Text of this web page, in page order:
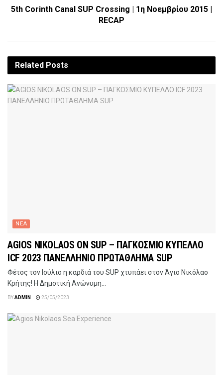
5th Corinth Canal SUP Crossing | 1η Νοεμβρίου 2015 |
RECAP
Related Posts
ΝΕΑ
AGIOS NIKOLAOS ON SUP – ΠΑΓΚΟΣΜΙΟ ΚΥΠΕΛΛΟ
ICF 2023 ΠΑΝΕΛΛΗΝΙΟ ΠΡΩΤΑΘΛΗΜΑ SUP
Φέτος τον Ιούλιο η καρδιά του SUP χτυπάει στον Άγιο Νικόλαο
Κρήτης! Η Δημοτική Ανώνυμη...
BYADMIN 25/05/2023